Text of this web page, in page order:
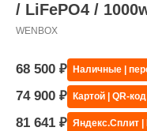
/ LiFePO4 /
WENBOX
68 500 ₽ Наличные |
74 900 ₽ Картой | QR-
81 641 ₽ Яндекс.Сплит